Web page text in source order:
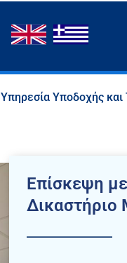
Υπηρεσία Υποδοχής και
Επίσκεψη
Δικαστήριο